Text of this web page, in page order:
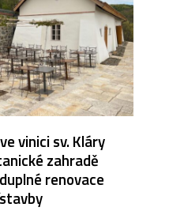
vinici sv. Kláry
zahradě
renovace